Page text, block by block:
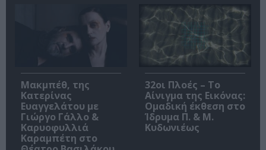
Μακμπέθ, της
Κατερίνας
Ευαγγελάτου με
Γιώργο Γάλλο &
Καρυοφυλλιά
Καραμπέτη στο
32οι Πλοές – Το
Αίνιγμα της Εικόνας:
Ομαδική έκθεση στο
Ίδρυμα Π. & Μ.
Κυδωνιέως